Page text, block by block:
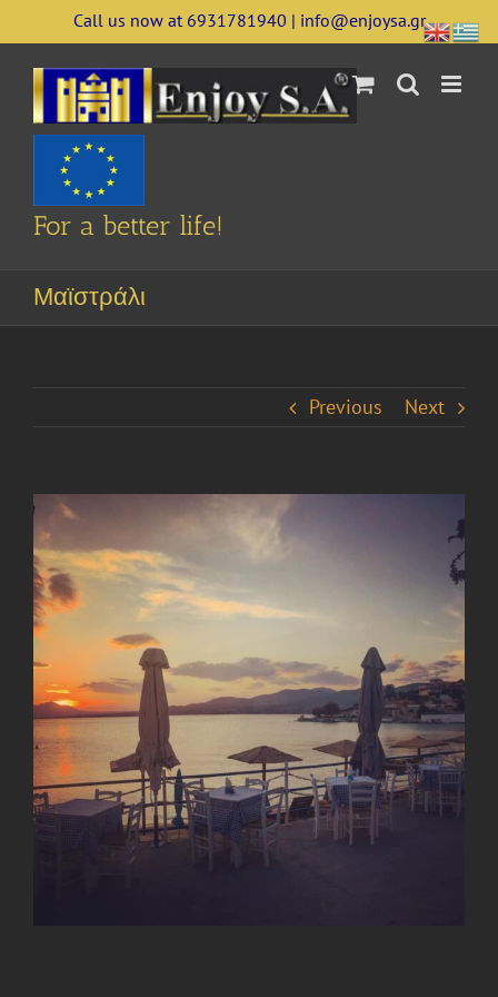
to
content
Call us now at 6931781940 | info@enjoysa.gr
For a better life!
Μαϊστράλι
Previous Next
View
Larger
Image